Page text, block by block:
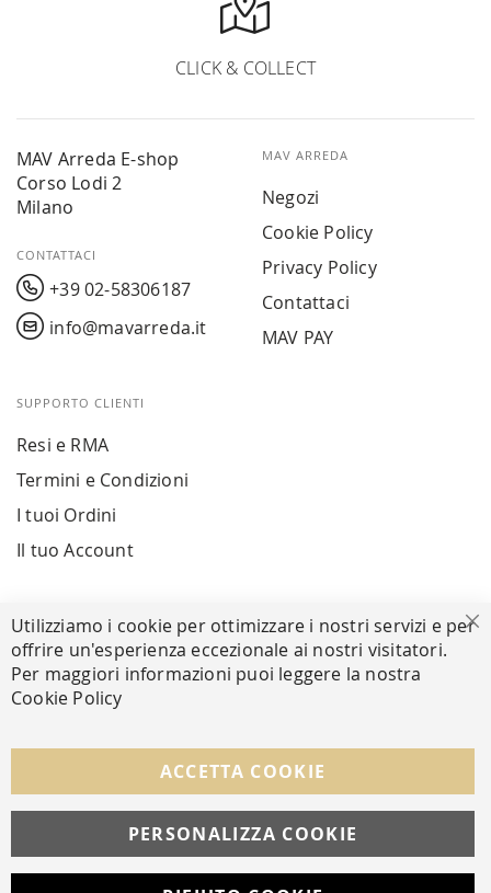
CLICK & COLLECT
MAV Arreda E-shop
Corso Lodi 2
Milano
CONTATTACI
+39 02-58306187
info@mavarreda.it
MAV ARREDA
Negozi
Cookie Policy
Privacy Policy
Contattaci
MAV PAY
SUPPORTO CLIENTI
Resi e RMA
Termini e Condizioni
I tuoi Ordini
Il tuo Account
Facebook Instagram Whatsapp
© Copyright MAV Arreda s.r.l. | P.IVA IT05919160969
Via Galileo Galilei, 14 | Milano
Utilizziamo i cookie per ottimizzare i nostri servizi e per
offrire un'esperienza eccezionale ai nostri visitatori.
Per maggiori informazioni puoi leggere la nostra
Cookie Policy
ACCETTA COOKIE
PERSONALIZZA COOKIE